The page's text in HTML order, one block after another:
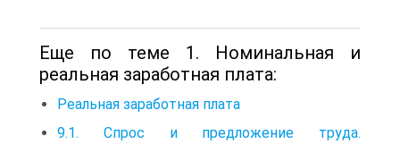
Еще по теме 1. Номинальная и
реальная заработная плата:
Реальная заработная плата
9.1. Спрос и предложение труда.